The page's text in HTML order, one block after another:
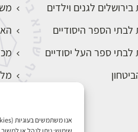
בירושלים לגנים וילדים
לבתי הספר היסודיים
לבתי ספר העל יסודיים